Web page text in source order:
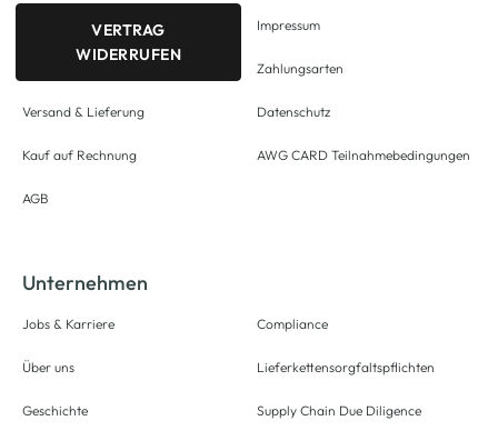
VERTRAG
WIDERRUFEN
Versand & Lieferung
Kauf auf Rechnung
AGB
Impressum
Zahlungsarten
Datenschutz
AWG CARD Teilnahmebedingungen
Unternehmen
Jobs & Karriere
Über uns
Geschichte
Compliance
Lieferkettensorgfaltspflichten
Supply Chain Due Diligence